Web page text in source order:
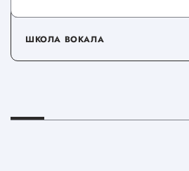
ШКОЛА ВОКАЛА